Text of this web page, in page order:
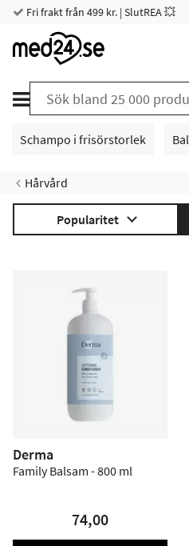
Fri frakt från 499 kr. | SlutREA 💥
Schampo i frisörstorlek
Hårvård
Popularitet
Derma
Family Balsam - 800 ml
74,00